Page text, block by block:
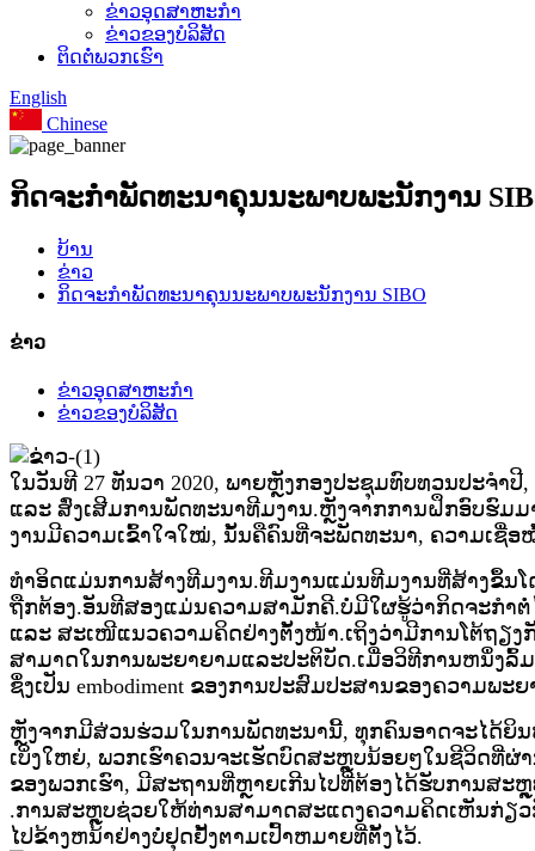
ຂ່າວອຸດສາຫະກໍາ
ຂ່າວຂອງບໍລິສັດ
ຕິດ​ຕໍ່​ພວກ​ເຮົາ
English
Chinese
ກິດຈະກໍາພັດທະນາຄຸນນະພາບພະນັກງານ
ບ້ານ
ຂ່າວ
ກິດຈະກໍາພັດທະນາຄຸນນະພາບພະນັກງານ SIBO
ຂ່າວ
ຂ່າວອຸດສາຫະກໍາ
ຂ່າວຂອງບໍລິສັດ
ໃນວັນທີ 27 ທັນວາ 2020, ພາຍຫຼັງກອງປະຊຸມທົບທວນປະຈຳ
ແລະ ສົ່ງເສີມການພັດທະນາທີມງານ.ຫຼັງຈາກການຝຶກອົບຮົມ
ງານມີຄວາມເຂົ້າໃຈໃໝ່, ນັ້ນຄືຄົນທີ່ຈະພັດທະນາ, ຄວາມເຊື່ອ
ທໍາອິດແມ່ນການສ້າງທີມງານ.ທີມງານແມ່ນທີມງານທີ່ສ້າງຂຶ້ນ
ຖືກຕ້ອງ.ອັນທີສອງແມ່ນຄວາມສາມັກຄີ.ບໍ່ມີໃຜຮູ້ວ່າກິດຈະກໍາ
ແລະ ສະ​ເໜີ​ແນວ​ຄວາມ​ຄິດ​ຢ່າງ​ຕັ້ງໜ້າ.​ເຖິງ​ວ່າ​ມີ​ການ​ໂຕ້​ຖຽ
ສາມາດໃນການພະຍາຍາມແລະປະຕິບັດ.ເມື່ອວິທີການຫນຶ່ງລົ້
ຊຶ່ງເປັນ embodiment ຂອງການປະສົມປະສານຂອງຄວາມພະ
ຫຼັງຈາກມີສ່ວນຮ່ວມໃນການພັດທະນານີ້, ທຸກຄົນອາດຈະໄດ້
ເບິ່ງໃຫຍ່, ພວກເຮົາຄວນຈະເຮັດບົດສະຫຼຸບນ້ອຍໆໃນຊີວິດທີ່
ຂອງພວກເຮົາ, ມີສະຖານທີ່ຫຼາຍເກີນໄປທີ່ຕ້ອງໄດ້ຮັບການສ
.ການສະຫຼຸບຊ່ວຍໃຫ້ທ່ານສາມາດສະແດງຄວາມຄິດເຫັນກ່ຽວ
ໄປ​ຂ້າງ​ຫນ້າ​ຢ່າງ​ບໍ່​ຢຸດ​ຢັ້ງ​ຕາມ​ເປົ້າ​ຫມາຍ​ທີ່​ຕັ້ງ​ໄວ້​.